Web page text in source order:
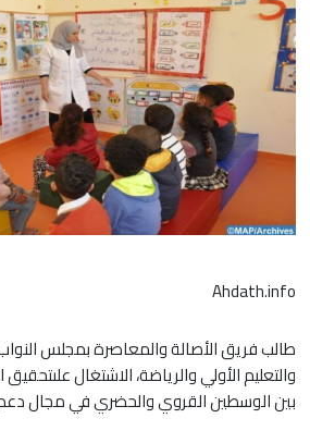
Ahdath.info
طالب فريق الأصالة والمعاصرة بمجلس النواب
والتعليم الأولي والرياضة، الاشتغال
بين الوسطين القروي والحضري في مجال دعم